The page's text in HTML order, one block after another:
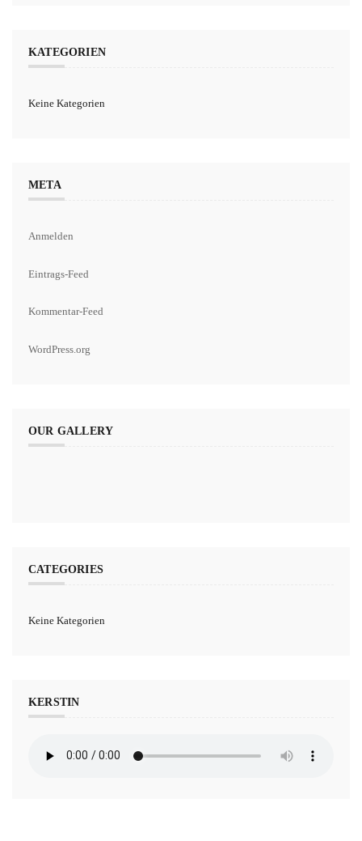
KATEGORIEN
Keine Kategorien
META
Anmelden
Eintrags-Feed
Kommentar-Feed
WordPress.org
OUR GALLERY
CATEGORIES
Keine Kategorien
KERSTIN